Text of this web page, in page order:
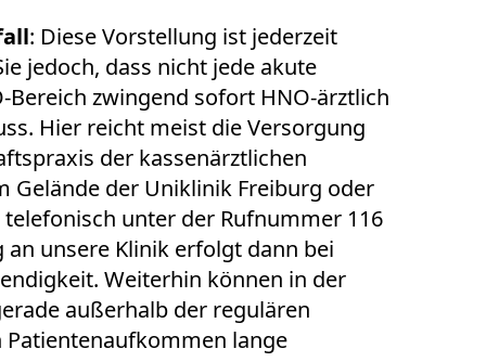
: Diese Vorstellung ist jederzeit
jedoch, dass nicht jede akute
Bereich zwingend sofort HNO-ärztlich
Hier reicht meist die Versorgung
der kassenärztlichen
Gelände der Uniklinik Freiburg oder
unter der Rufnummer 116
an unsere Klinik erfolgt dann bei
Weiterhin können in der
außerhalb der regulären
Patientenaufkommen lange